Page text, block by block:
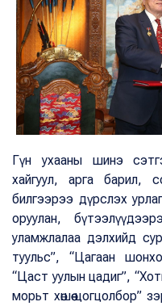
Гүн ухааны шинэ
хайгуул, арга барил,
билгээрээ дүрслэх
оруулан,
уламжлалаа дэлхийд
туульс”, “Цагаан
“Цаст уулын цадиг”,
морьт хөшөө цогцолбор”